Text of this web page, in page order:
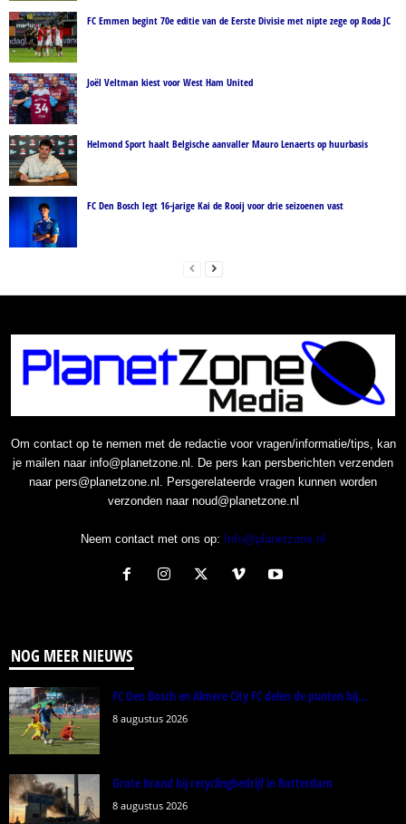
FC Emmen begint 70e editie van de Eerste Divisie met nipte zege op Roda JC
Joël Veltman kiest voor West Ham United
Helmond Sport haalt Belgische aanvaller Mauro Lenaerts op huurbasis
FC Den Bosch legt 16-jarige Kai de Rooij voor drie seizoenen vast
Om contact op te nemen met de redactie voor vragen/informatie/tips, kan
je mailen naar info@planetzone.nl. De pers kan persberichten verzenden
naar pers@planetzone.nl. Persgerelateerde vragen kunnen worden
verzonden naar noud@planetzone.nl
Neem contact met ons op: Info@planetzone.nl
NOG MEER NIEUWS
FC Den Bosch en Almere City FC delen de punten bij...
8 augustus 2026
Grote brand bij recyclingbedrijf in Rotterdam
8 augustus 2026